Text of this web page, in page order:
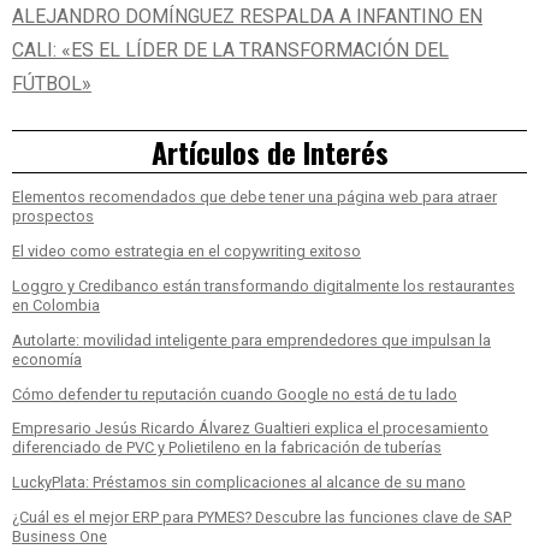
ALEJANDRO DOMÍNGUEZ RESPALDA A INFANTINO EN
CALI: «ES EL LÍDER DE LA TRANSFORMACIÓN DEL
FÚTBOL»
Artículos de Interés
Elementos recomendados que debe tener una página web para atraer
prospectos
El video como estrategia en el copywriting exitoso
Loggro y Credibanco están transformando digitalmente los restaurantes
en Colombia
Autolarte: movilidad inteligente para emprendedores que impulsan la
economía
Cómo defender tu reputación cuando Google no está de tu lado
Empresario Jesús Ricardo Álvarez Gualtieri explica el procesamiento
diferenciado de PVC y Polietileno en la fabricación de tuberías
LuckyPlata: Préstamos sin complicaciones al alcance de su mano
¿Cuál es el mejor ERP para PYMES? Descubre las funciones clave de SAP
Business One